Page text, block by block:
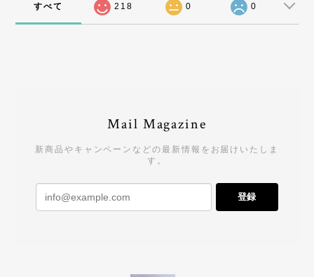
すべて 218 0 0
Mail Magazine
新商品やキャンペーンなどの最新情報をお届けいたしま
す。
登録